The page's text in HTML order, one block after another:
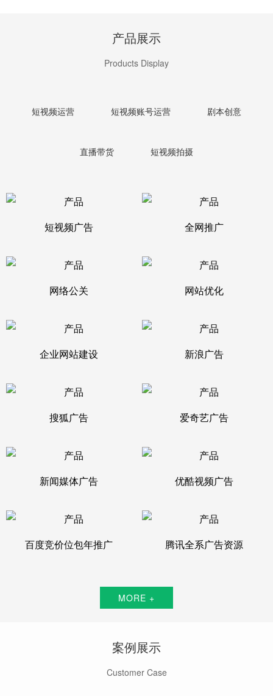
产品展示
Products Display
短视频运营 短视频账号运营 剧本创意
直播带货 短视频拍摄
短视频广告 全网推广
网络公关 网站优化
企业网站建设 新浪广告
搜狐广告 爱奇艺广告
新闻媒体广告 优酷视频广告
百度竞价位包年推广 腾讯全系广告资源
MORE +
案例展示
Customer Case